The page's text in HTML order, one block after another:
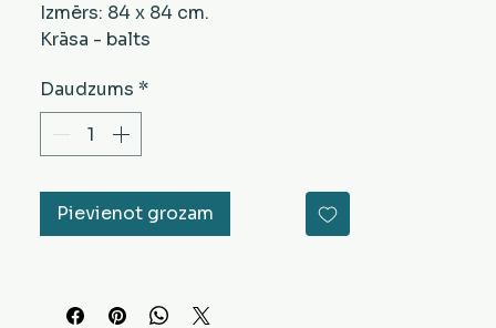
Izmērs: 84 x 84 cm.
Krāsa - balts
Daudzums *
Pievienot grozam